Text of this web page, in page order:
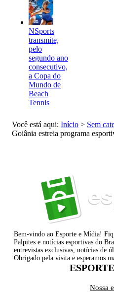
NSports
transmite,
pelo
segundo ano
consecutivo,
a Copa do
Mundo de
Beach
Tennis
Você está aqui: Início > Sem
Goiânia estreia programa
Bem-vindo ao Esporte e Mídia!
Palpites e notícias esportivas do
entrevistas exclusivas, notícias de
Obrigado pela visita e esperamos
Nossa